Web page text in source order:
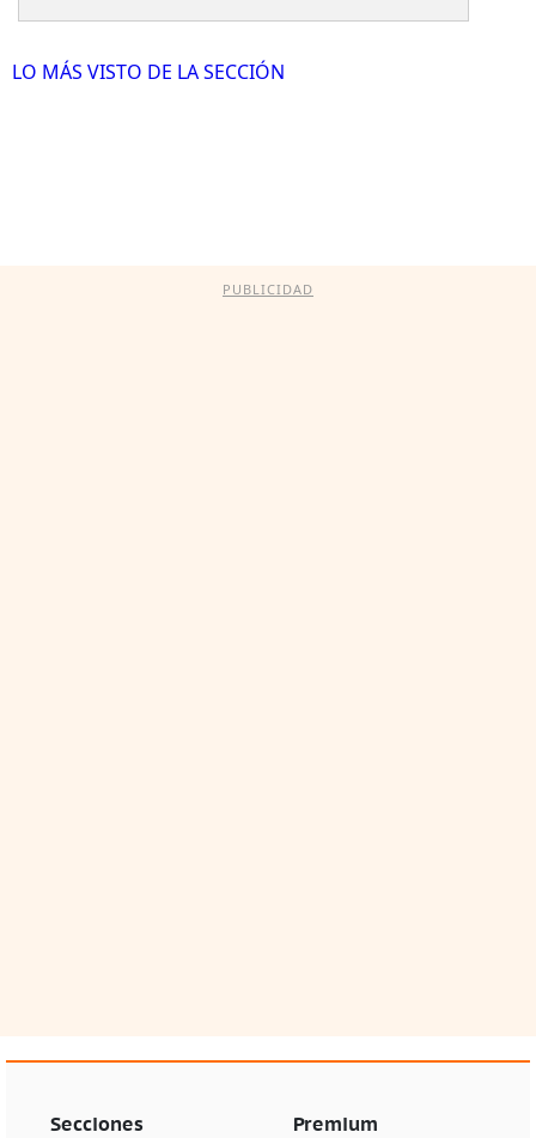
LO MÁS VISTO DE LA SECCIÓN
PUBLICIDAD
Secciones Premium